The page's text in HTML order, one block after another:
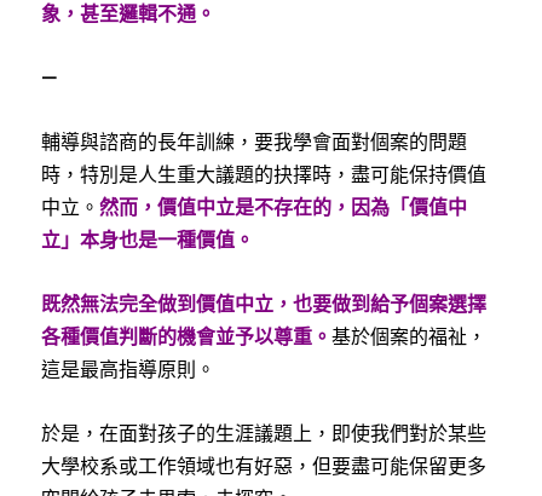
象，甚至邏輯不通。
—
輔導與諮商的長年訓練，要我學會面對個案的問題
時，特別是人生重大議題的抉擇時，盡可能保持價值
中立。 然而，價值中立是不存在的，因為「價值中
立」本身也是一種價值。
既然無法完全做到價值中立，也要做到給予個案選擇
各種價值判斷的機會並予以尊重。 基於個案的福祉，
這是最高指導原則。
於是，在面對孩子的生涯議題上，即使我們對於某些
大學校系或工作領域也有好惡，但要盡可能保留更多